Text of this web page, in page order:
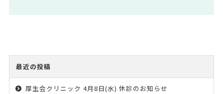
最近の投稿
厚生会クリニック 4月8日(水) 休診のお知らせ